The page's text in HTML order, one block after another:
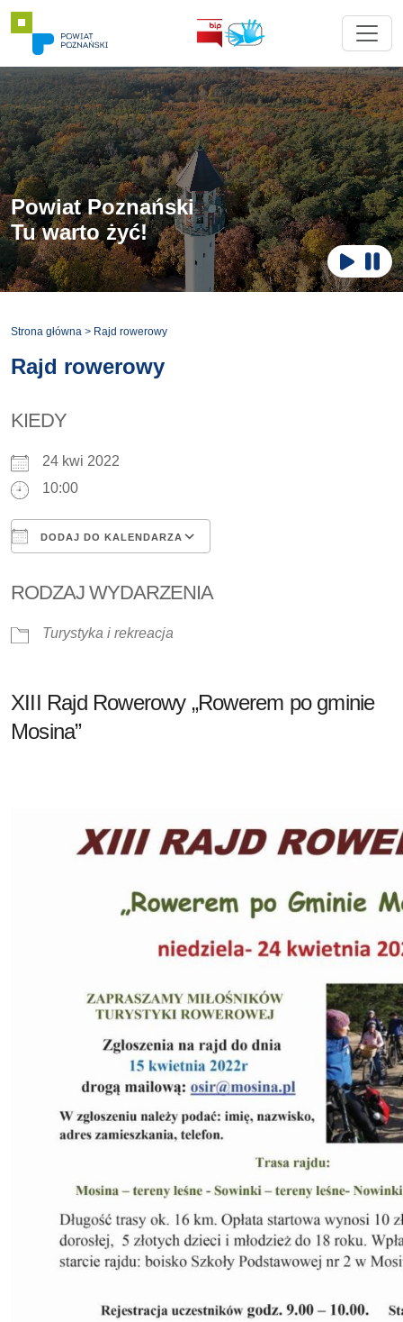
Powiat Poznański
Tu warto żyć!
Strona główna > Rajd rowerowy
Rajd rowerowy
KIEDY
24 kwi 2022
10:00
DODAJ DO KALENDARZA
RODZAJ WYDARZENIA
Turystyka i rekreacja
XIII Rajd Rowerowy „Rowerem po gminie
Mosina”